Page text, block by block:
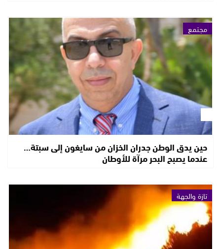
مجتمع
حين يدق الوطن جدران الخزان من سايغون إلى سبتة…
عندما يصبح البحر مرآة للأوطان
تازة والجهة